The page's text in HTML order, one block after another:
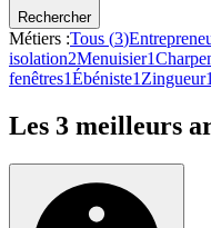
Rechercher
Métiers :Tous (3)
isolation2Menuisier1
fenêtres1Ébéniste1 Zingueur1
Les 3 meilleurs